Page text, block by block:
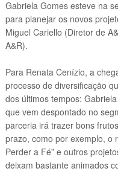
Gabriela Gomes esteve na
para planejar os novos
Miguel Cariello (Diretor de
A&R).
Para Renata Cenízio, a
processo de diversificação
dos últimos tempos:
que vem despontado no
parceria irá trazer bons
prazo, como por exemplo, o
Perder a Fé” e outros
deixam bastante animados